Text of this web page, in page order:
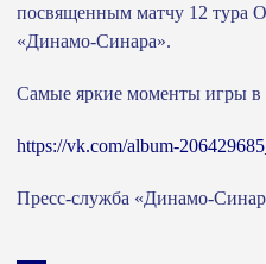
посвященным матчу 12 тура
«Динамо-Синара».
Самые яркие моменты игры в
https://vk.com/album-
Пресс-служба «Динамо-